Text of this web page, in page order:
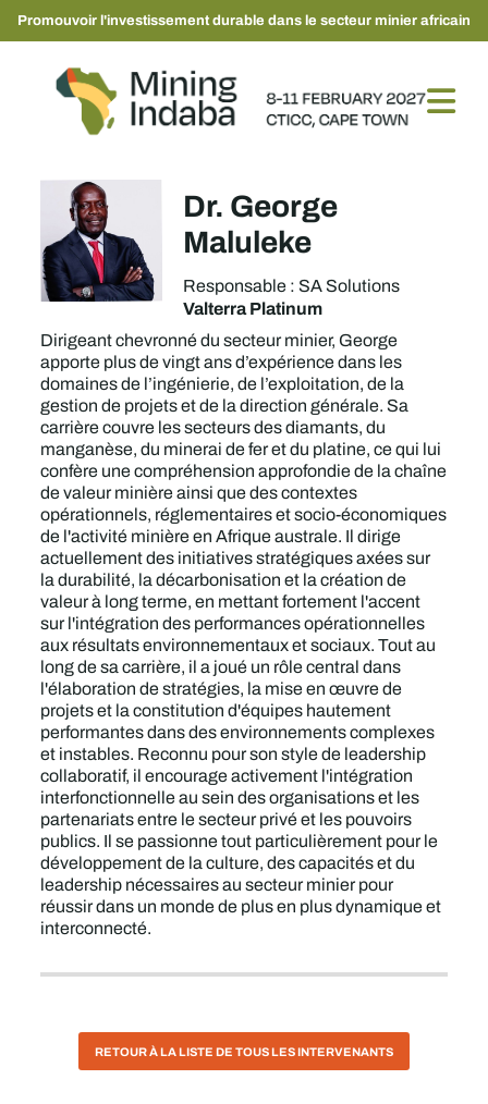
Promouvoir l'investissement durable dans le secteur minier africain
Dr. George
Maluleke
Responsable : SA Solutions
Valterra Platinum
Dirigeant chevronné du secteur minier, George
apporte plus de vingt ans d’expérience dans les
domaines de l’ingénierie, de l’exploitation, de la
gestion de projets et de la direction générale. Sa
carrière couvre les secteurs des diamants, du
manganèse, du minerai de fer et du platine, ce qui lui
confère une compréhension approfondie de la chaîne
de valeur minière ainsi que des contextes
opérationnels, réglementaires et socio-économiques
de l'activité minière en Afrique australe. Il dirige
actuellement des initiatives stratégiques axées sur
la durabilité, la décarbonisation et la création de
valeur à long terme, en mettant fortement l'accent
sur l'intégration des performances opérationnelles
aux résultats environnementaux et sociaux. Tout au
long de sa carrière, il a joué un rôle central dans
l'élaboration de stratégies, la mise en œuvre de
projets et la constitution d'équipes hautement
performantes dans des environnements complexes
et instables. Reconnu pour son style de leadership
collaboratif, il encourage activement l'intégration
interfonctionnelle au sein des organisations et les
partenariats entre le secteur privé et les pouvoirs
publics. Il se passionne tout particulièrement pour le
développement de la culture, des capacités et du
leadership nécessaires au secteur minier pour
réussir dans un monde de plus en plus dynamique et
interconnecté.
RETOUR À LA LISTE DE TOUS LES INTERVENANTS